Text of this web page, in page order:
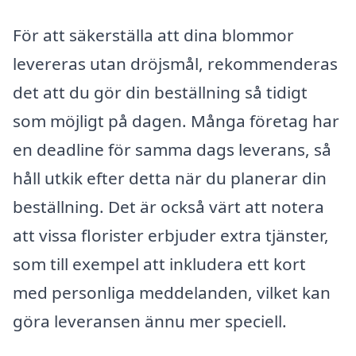
För att säkerställa att dina blommor
levereras utan dröjsmål, rekommenderas
det att du gör din beställning så tidigt
som möjligt på dagen. Många företag har
en deadline för samma dags leverans, så
håll utkik efter detta när du planerar din
beställning. Det är också värt att notera
att vissa florister erbjuder extra tjänster,
som till exempel att inkludera ett kort
med personliga meddelanden, vilket kan
göra leveransen ännu mer speciell.